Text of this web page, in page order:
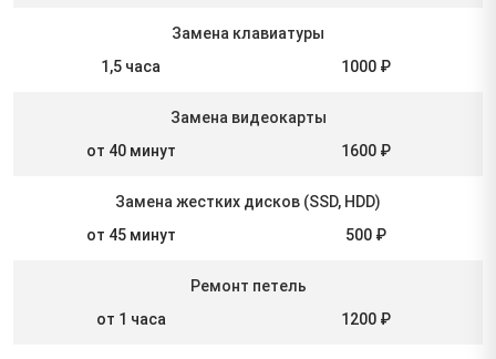
Замена клавиатуры
1,5 часа
1000 ₽
Замена видеокарты
от 40 минут
1600 ₽
Замена жестких дисков (SSD, HDD)
от 45 минут
500 ₽
Ремонт петель
от 1 часа
1200 ₽